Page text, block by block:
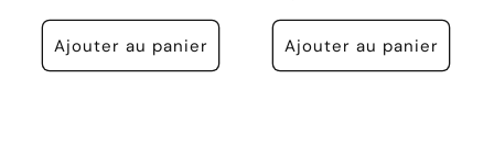
Ajouter au panier
habituel
Ajouter au panier